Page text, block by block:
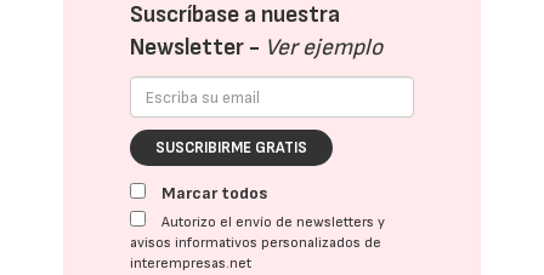
Suscríbase a nuestra
Newsletter - Ver ejemplo
SUSCRIBIRME GRATIS
Marcar todos
Autorizo el envío de newsletters y
avisos informativos personalizados de
interempresas.net